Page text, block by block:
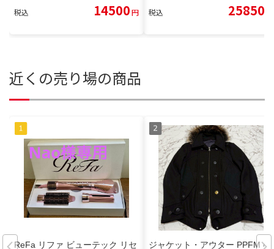
税込 14500円 税込 25850
近くの売り場の商品
ReFa リファ ビューテック リセ
ジャケット・アウター PPFM 4